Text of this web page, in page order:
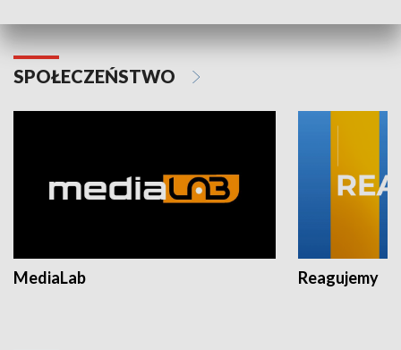
SPOŁECZEŃSTWO
MediaLab Reagujemy